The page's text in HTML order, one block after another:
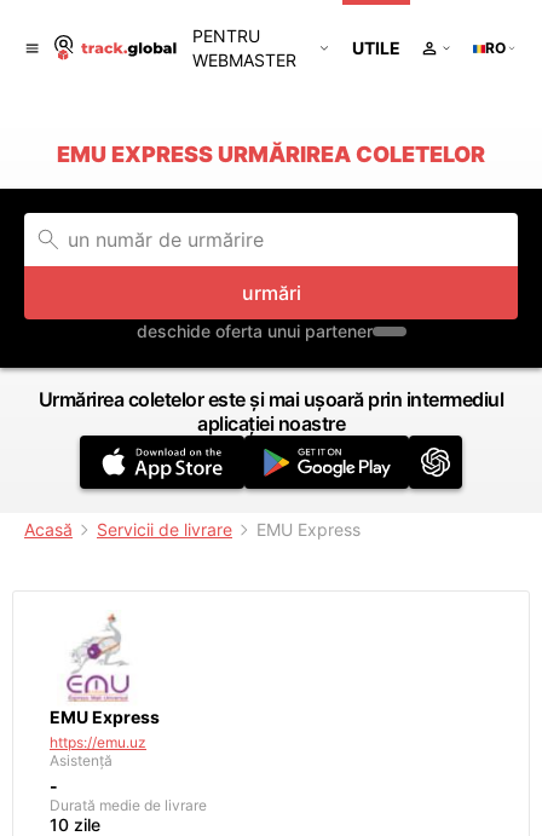
PENTRU
WEBMASTER
UTILE RO
EMU EXPRESS URMĂRIREA COLETELOR
urmări
deschide oferta unui partener
Urmărirea coletelor este și mai ușoară prin intermediul
aplicației noastre
Acasă Servicii de livrare EMU Express
EMU Express
https://emu.uz
Asistență
-
Durată medie de livrare
10 zile